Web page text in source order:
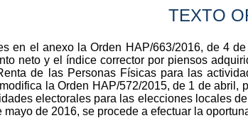
TEXTO
en el anexo la Orden HAP/663/2016, de 4
neto y el índice corrector por piensos
de las Personas Físicas para las
la Orden HAP/572/2015, de 1 de
electorales para las elecciones locales
mayo de 2016, se procede a efectuar la